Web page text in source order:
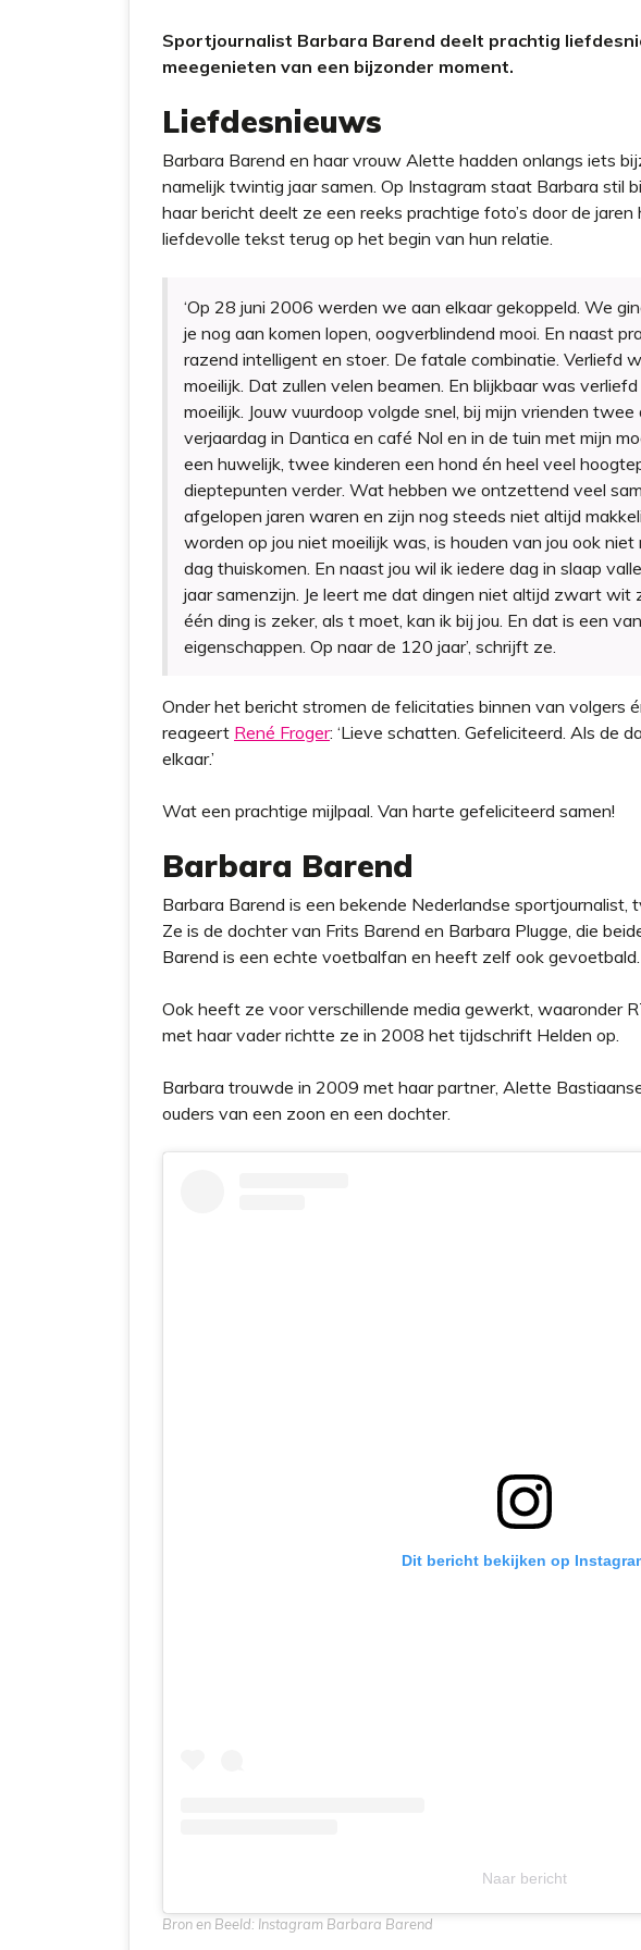
Sportjournalist Barbara Barend deelt prachtig
meegenieten van een bijzonder moment.
Liefdesnieuws
Barbara Barend en haar vrouw Alette hadden onlangs iets
namelijk twintig jaar samen. Op Instagram staat Barbara stil
haar bericht deelt ze een reeks prachtige foto’s door de jaren
liefdevolle tekst terug op het begin van hun relatie.
‘Op 28 juni 2006 werden we aan elkaar gekoppeld. We
je nog aan komen lopen, oogverblindend mooi. En naast
razend intelligent en stoer. De fatale combinatie. Verliefd
moeilijk. Dat zullen velen beamen. En blijkbaar was
moeilijk. Jouw vuurdoop volgde snel, bij mijn vrienden
verjaardag in Dantica en café Nol en in de tuin met mijn
een huwelijk, twee kinderen een hond én heel veel
dieptepunten verder. Wat hebben we ontzettend veel
afgelopen jaren waren en zijn nog steeds niet altijd
worden op jou niet moeilijk was, is houden van jou ook niet
dag thuiskomen. En naast jou wil ik iedere dag in slaap
jaar samenzijn. Je leert me dat dingen niet altijd zwart wit
één ding is zeker, als t moet, kan ik bij jou. En dat is een
eigenschappen. Op naar de 120 jaar’, schrijft ze.
Onder het bericht stromen de felicitaties binnen van volgers
reageert René Froger: ‘Lieve schatten. Gefeliciteerd. Als de
elkaar.’
Wat een prachtige mijlpaal. Van harte gefeliciteerd samen!
Barbara Barend
Barbara Barend is een bekende Nederlandse sportjournalist,
Ze is de dochter van Frits Barend en Barbara Plugge, die
Barend is een echte voetbalfan en heeft zelf ook gevoetbald.
Ook heeft ze voor verschillende media gewerkt, waaronder
met haar vader richtte ze in 2008 het tijdschrift Helden op.
Barbara trouwde in 2009 met haar partner, Alette
ouders van een zoon en een dochter.
Dit bericht bekijken op
Naar bericht
Bron en Beeld: Instagram Barbara Barend